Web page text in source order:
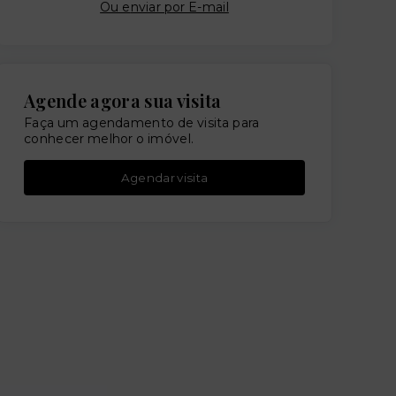
Ou enviar por E-mail
Agende agora sua visita
Faça um agendamento de visita para
conhecer melhor o imóvel.
Agendar visita